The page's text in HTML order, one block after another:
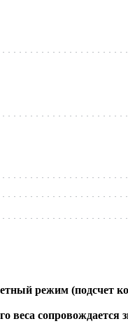
режим (подсчет
веса